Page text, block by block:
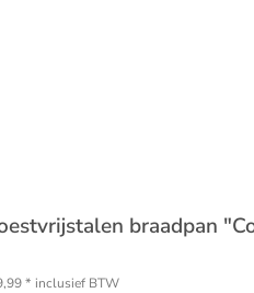
braadpan
* inclusief BTW